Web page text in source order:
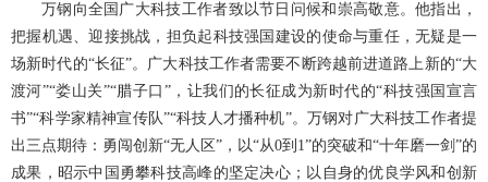
万钢向全国广大科技工作者致以节日问候和崇高敬意。他指出，
把握机遇、迎接挑战，担负起科技强国建设的使命与重任，无疑是一
场新时代的“长征”。广大科技工作者需要不断跨越前进道路上新的“大
渡河”“娄山关”“腊子口”，让我们的长征成为新时代的“科技强国宣言
书”“科学家精神宣传队”“科技人才播种机”。万钢对广大科技工作者提
出三点期待：勇闯创新“无人区”，以“从0到1”的突破和“十年磨一剑”的
成果，昭示中国勇攀科技高峰的坚定决心；以自身的优良学风和创新